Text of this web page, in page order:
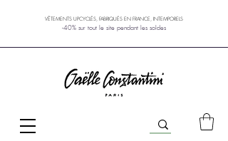
VÊTEMENTS UPCYCLÉS, FABRIQUÉS EN FRANCE, INTEMPORELS
-40% sur tout le site pendant les soldes